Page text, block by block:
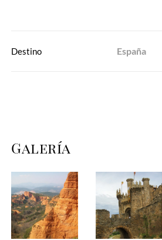
Destino España
Galería